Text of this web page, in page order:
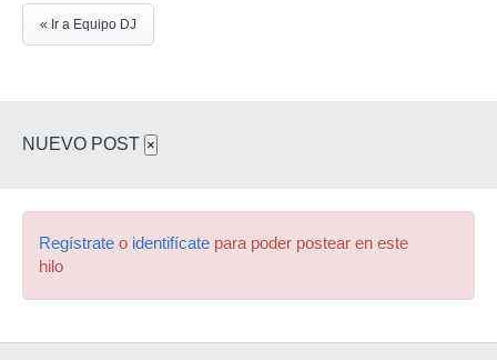
« Ir a Equipo DJ
NUEVO POST ×
Regístrate o identifícate para poder postear en este
hilo